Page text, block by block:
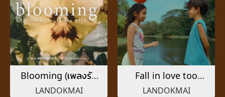
Blooming (เพลงรัก
เพลงแรก)
LANDOKMAI
Fall in love too
easily
LANDOKMAI